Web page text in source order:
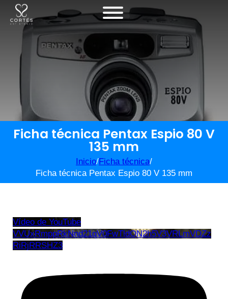
Ficha técnica Pentax Espio 80 V
135 mm
Inicio/Ficha técnica/
Ficha técnica Pentax Espio 80 V 135 mm
Vídeo de YouTube
VVUxRmppRkNnd21qV0FwTldON2h5V3VRLmVDZz
RiRjRRSHZ3